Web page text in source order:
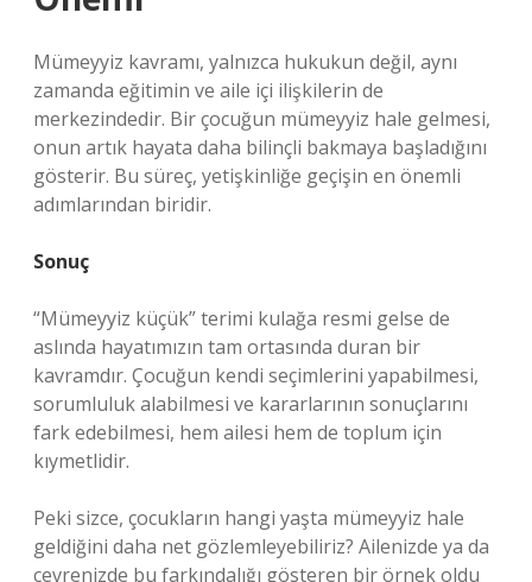
Mümeyyiz kavramı, yalnızca hukukun değil, aynı
zamanda eğitimin ve aile içi ilişkilerin de
merkezindedir. Bir çocuğun mümeyyiz hale gelmesi,
onun artık hayata daha bilinçli bakmaya başladığını
gösterir. Bu süreç, yetişkinliğe geçişin en önemli
adımlarından biridir.
Sonuç
“Mümeyyiz küçük” terimi kulağa resmi gelse de
aslında hayatımızın tam ortasında duran bir
kavramdır. Çocuğun kendi seçimlerini yapabilmesi,
sorumluluk alabilmesi ve kararlarının sonuçlarını
fark edebilmesi, hem ailesi hem de toplum için
kıymetlidir.
Peki sizce, çocukların hangi yaşta mümeyyiz hale
geldiğini daha net gözlemleyebiliriz? Ailenizde ya da
çevrenizde bu farkındalığı gösteren bir örnek oldu